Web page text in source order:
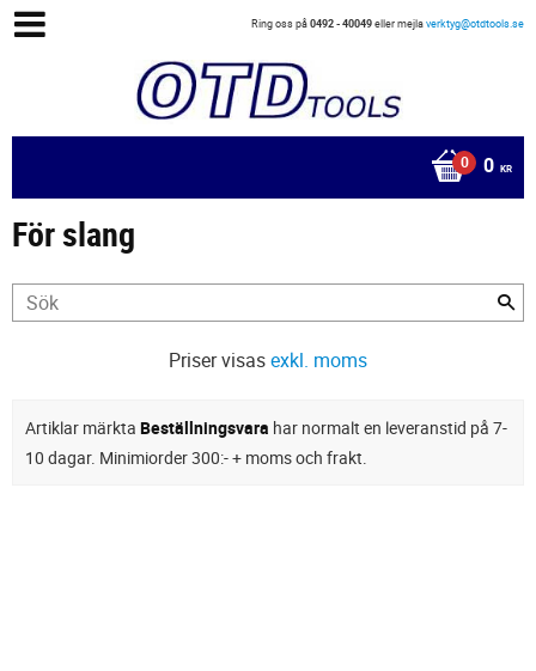
Ring oss på0492 - 40049eller mejlaverktyg@otdtools.se
0 KR
För slang
Priser visasexkl. moms
Artiklar märkta Beställningsvara har normalt en leveranstid på 7-
10 dagar. Minimiorder 300:- + moms och frakt.